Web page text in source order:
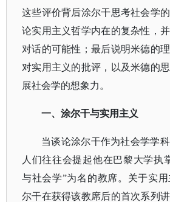
这些评价背后涂尔干思考社会学
论实用主义哲学内在的复杂性，
对话的可能性；最后说明米德的
对实用主义的批评，以及米德的
展社会学的想象力。
一、涂尔干与实用主义
当谈论涂尔干作为社会学学
人们往往会提起他在巴黎大学执
与社会学”为名的教席。关于实
尔干在获得该教席后的首次系列